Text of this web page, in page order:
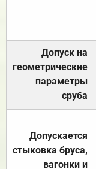
Допуск на
геометрические
параметры
сруба
Допускается
стыковка бруса,
вагонки и